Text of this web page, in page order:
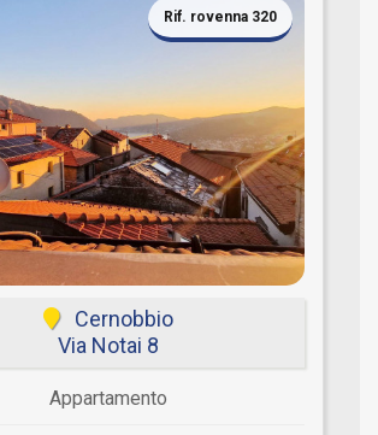
Rif. rovenna 320
Cernobbio
Via Notai 8
Appartamento